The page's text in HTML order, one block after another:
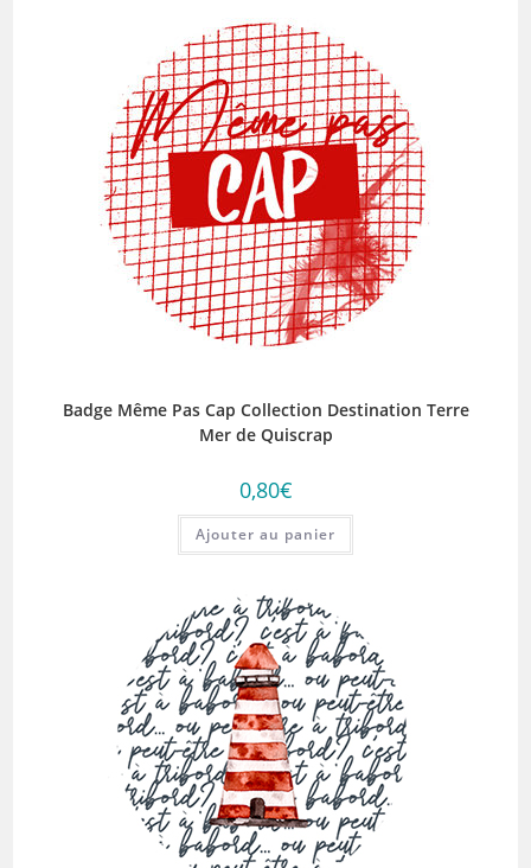
Badge Même Pas Cap Collection Destination Terre
Mer de Quiscrap
0,80€
Ajouter au panier